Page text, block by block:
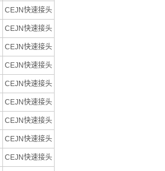
CEJN快速接头
CEJN快速接头
CEJN快速接头
CEJN快速接头
CEJN快速接头
CEJN快速接头
CEJN快速接头
CEJN快速接头
CEJN快速接头